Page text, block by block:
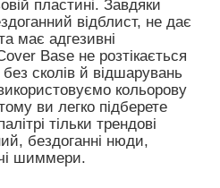
пластині. Завдяки
відблист, не дає
має адгезивні
Base не розтікається
без сколів й відшарувань
кольорову
ви легко підберете
тільки трендові
бездоганні нюди,
шиммери.